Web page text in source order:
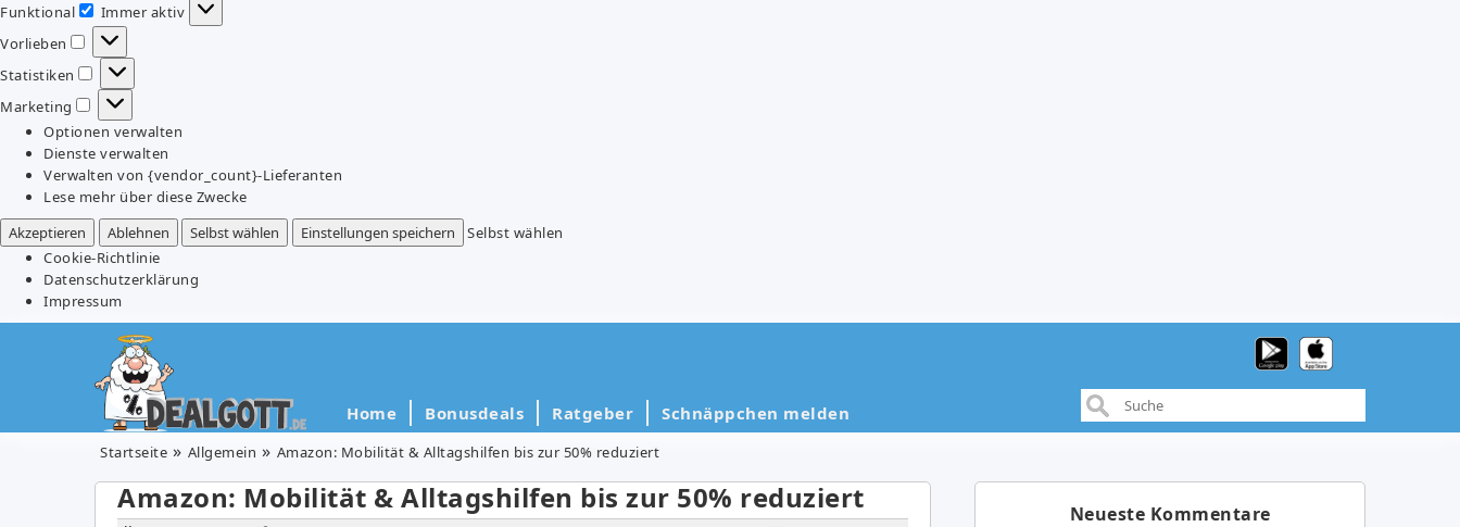
Funktional
Funktional
Immer aktiv
Vorlieben
Vorlieben
Statistiken
Statistiken
Marketing
Marketing
Optionen verwalten
Dienste verwalten
Verwalten von {vendor_count}-Lieferanten
Lese mehr über diese Zwecke
Akzeptieren
Ablehnen Selbst wählen Einstellungen speichern
Selbst wählen
Cookie-Richtlinie
Datenschutzerklärung
Impressum
Home Bonusdeals Ratgeber Schnäppchen melden
Startseite Allgemein Amazon: Mobilität & Alltagshilfen bis zur 50% reduziert
Amazon: Mobilität & Alltagshilfen bis zur 50% reduziert Neueste Kommentare